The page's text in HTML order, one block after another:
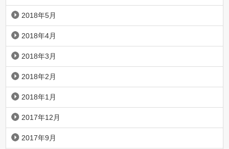
2018年5月
2018年4月
2018年3月
2018年2月
2018年1月
2017年12月
2017年9月